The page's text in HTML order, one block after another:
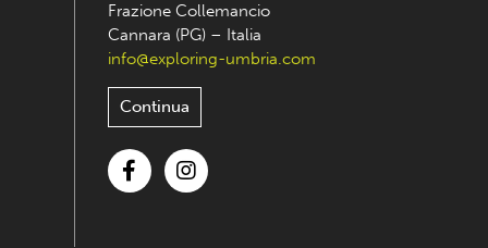
Frazione Collemancio
Cannara (PG) – Italia
info@exploring-umbria.com
Continua